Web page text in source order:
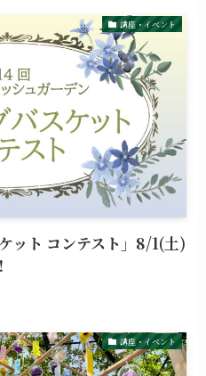
講座・イベント
ット コンテスト」8/1(土)
講座・イベント